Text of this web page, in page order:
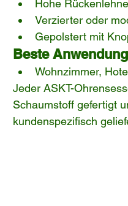
Hohe
Verzierter oder
Gepolstert mit
Beste
Wohnzimmer,
Jeder ASKT-
Schaumstoff gefertigt
kundenspezifisch